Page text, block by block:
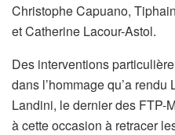
Christophe Capuano,
et Catherine Lacour-Astol.
Des interventions
dans l’hommage qu’a
Landini, le dernier des FTP-
à cette occasion à retracer